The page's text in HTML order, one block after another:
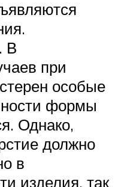
В
при
особые
формы
Однако,
должно
в
изделия, так